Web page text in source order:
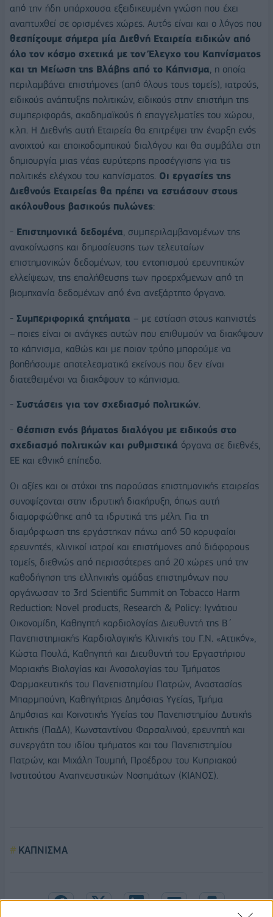
από την ήδη υπάρχουσα εξειδικευμένη γνώση που έχει
αναπτυχθεί σε ορισμένες χώρες. Αυτός είναι και ο λόγος που
θεσπίζουμε σήμερα μία Διεθνή Εταιρεία ειδικών από
όλο τον κόσμο σχετικά με τον Έλεγχο του Καπνίσματος
και τη Μείωση της Βλάβης από το Κάπνισμα, η οποία
περιλαμβάνει επιστήμονες (από όλους τους τομείς), ιατρούς,
ειδικούς ανάπτυξης πολιτικών, ειδικούς στην επιστήμη της
συμπεριφοράς, ακαδημαϊκούς ή επαγγελματίες του χώρου,
κ.λπ. Η Διεθνής αυτή Εταιρεία θα επιτρέψει την έναρξη ενός
ανοιχτού και εποικοδομητικού διαλόγου και θα συμβάλει στη
δημιουργία μιας νέας ευρύτερης προσέγγισης για τις
πολιτικές ελέγχου του καπνίσματος. Οι εργασίες της
Διεθνούς Εταιρείας θα πρέπει να εστιάσουν στους
ακόλουθους βασικούς πυλώνες:
- Επιστημονικά δεδομένα , συμπεριλαμβανομένων της
ανακοίνωσης και δημοσίευσης των τελευταίων
επιστημονικών δεδομένων, του εντοπισμού ερευνητικών
ελλείψεων, της επαλήθευσης των προερχόμενων από τη
βιομηχανία δεδομένων από ένα ανεξάρτητο όργανο.
- Συμπεριφορικά ζητήματα – με εστίαση στους καπνιστές
– ποιες είναι οι ανάγκες αυτών που επιθυμούν να διακόψουν
το κάπνισμα, καθώς και με ποιον τρόπο μπορούμε να
βοηθήσουμε αποτελεσματικά εκείνους που δεν είναι
διατεθειμένοι να διακόψουν το κάπνισμα.
- Συστάσεις για τον σχεδιασμό πολιτικών.
- Θέσπιση ενός βήματος διαλόγου με ειδικούς στο
σχεδιασμό πολιτικών και ρυθμιστικά όργανα σε διεθνές,
ΕΕ και εθνικό επίπεδο.
Οι αξίες και οι στόχοι της παρούσας επιστημονικής εταιρείας
συνοψίζονται στην ιδρυτική διακήρυξη, όπως αυτή
διαμορφώθηκε από τα ιδρυτικά της μέλη. Για τη
διαμόρφωση της εργάστηκαν πάνω από 50 κορυφαίοι
ερευνητές, κλινικοί ιατροί και επιστήμονες από διάφορους
τομείς, διεθνώς από περισσότερες από 20 χώρες υπό την
καθοδήγηση της ελληνικής ομάδας επιστημόνων που
οργάνωσαν το 3rd Scientific Summit on Tobacco Harm
Reduction: Novel products, Research & Policy: Ιγνάτιου
Οικονομίδη, Καθηγητή καρδιολογίας Διευθυντή της Β΄
Πανεπιστημιακής Καρδιολογικής Κλινικής του Γ.Ν. «Αττικόν»,
Κώστα Πουλά, Καθηγητή και Διευθυντή του Εργαστήριου
Μοριακής Βιολογίας και Ανοσολογίας του Τμήματος
Φαρμακευτικής του Πανεπιστημίου Πατρών, Αναστασίας
Μπαρμπούνη, Καθηγήτριας Δημόσιας Υγείας, Τμήμα
Δημόσιας και Κοινοτικής Υγείας του Πανεπιστημίου Δυτικής
Αττικής (ΠαΔΑ), Κωνσταντίνου Φαρσαλινού, ερευνητή και
συνεργάτη του ιδίου τμήματος και του Πανεπιστημίου
Πατρών, και Μιχάλη Τουμπή, Προέδρου του Κυπριακού
Ινστιτούτου Αναπνευστικών Νοσημάτων (ΚΙΑΝΟΣ).
ΚΑΠΝΙΣΜΑ